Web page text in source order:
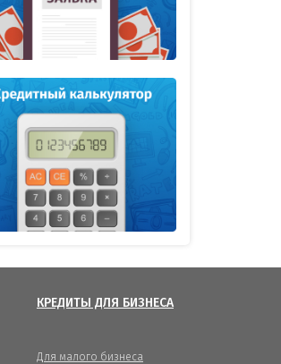
КРЕДИТЫ ДЛЯ БИЗНЕСА
Для малого бизнеса